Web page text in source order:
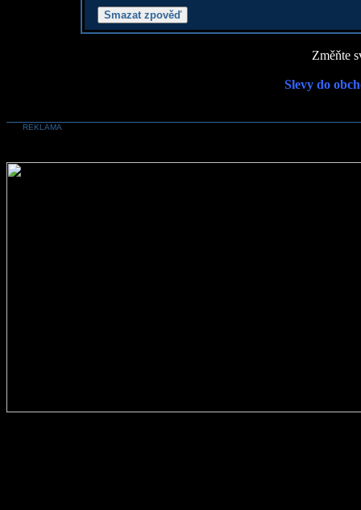
Změňte
Slevy do
REKLAMA